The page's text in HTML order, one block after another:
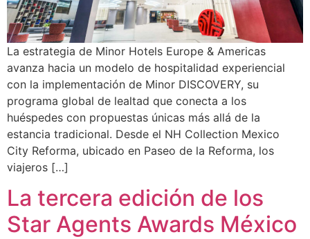
La estrategia de Minor Hotels Europe & Americas
avanza hacia un modelo de hospitalidad experiencial
con la implementación de Minor DISCOVERY, su
programa global de lealtad que conecta a los
huéspedes con propuestas únicas más allá de la
estancia tradicional. Desde el NH Collection Mexico
City Reforma, ubicado en Paseo de la Reforma, los
viajeros […]
La tercera edición de los
Star Agents Awards México